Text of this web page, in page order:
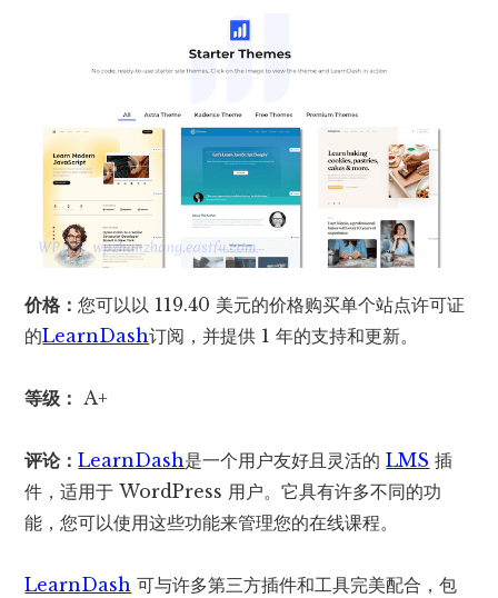
价格：您可以以 119.40 美元的价格购买单个站点许可证
的LearnDash订阅，并提供 1 年的支持和更新。
等级： A+
评论：LearnDash是一个用户友好且灵活的LMS 插
件，适用于 WordPress 用户。它具有许多不同的功
能，您可以使用这些功能来管理您的在线课程。
LearnDash 可与许多第三方插件和工具完美配合，包